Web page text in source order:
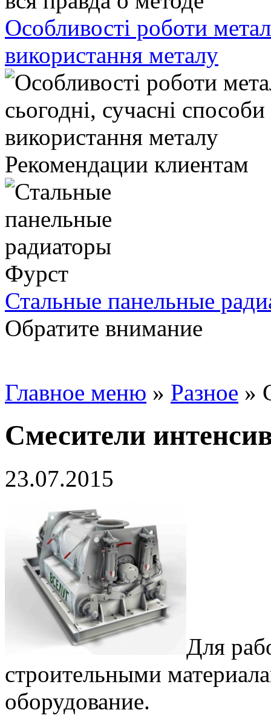
Особливості роботи
використання металу
Рекомендации клиентам
Стальные панельные
Обратите внимание
Главное меню » Разное »
Смесители
23.07.2015
Для
строительными
оборудование.